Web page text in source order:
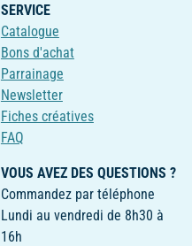
SERVICE
Catalogue
Bons d'achat
Parrainage
Newsletter
Fiches créatives
FAQ
VOUS AVEZ DES QUESTIONS ?
Commandez par téléphone
Lundi au vendredi de 8h30 à
16h